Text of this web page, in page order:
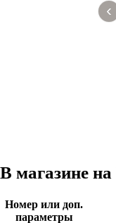
‹
В магазине
Номер или доп.
параметры